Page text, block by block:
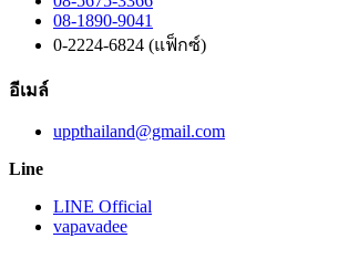
08-1890-9041
0-2224-6824 (แฟ็กซ์)
อีเมล์
uppthailand@gmail.com
Line
LINE Official
vapavadee